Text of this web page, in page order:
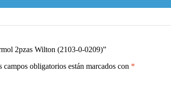
2pzas Wilton (2103-0-0209)”
campos obligatorios están marcados con *